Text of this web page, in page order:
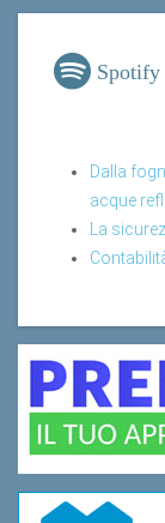
Spotify
Dalla
acque
La